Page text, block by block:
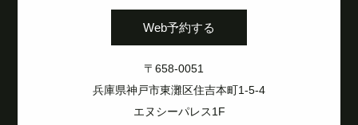
Web予約する
〒658-0051
兵庫県神戸市東灘区住吉本町1-5-4
エヌシーパレス1F